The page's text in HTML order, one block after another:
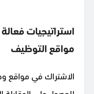
استراتيجيات
مواقع التوظيف
الاشتراك في مواقع